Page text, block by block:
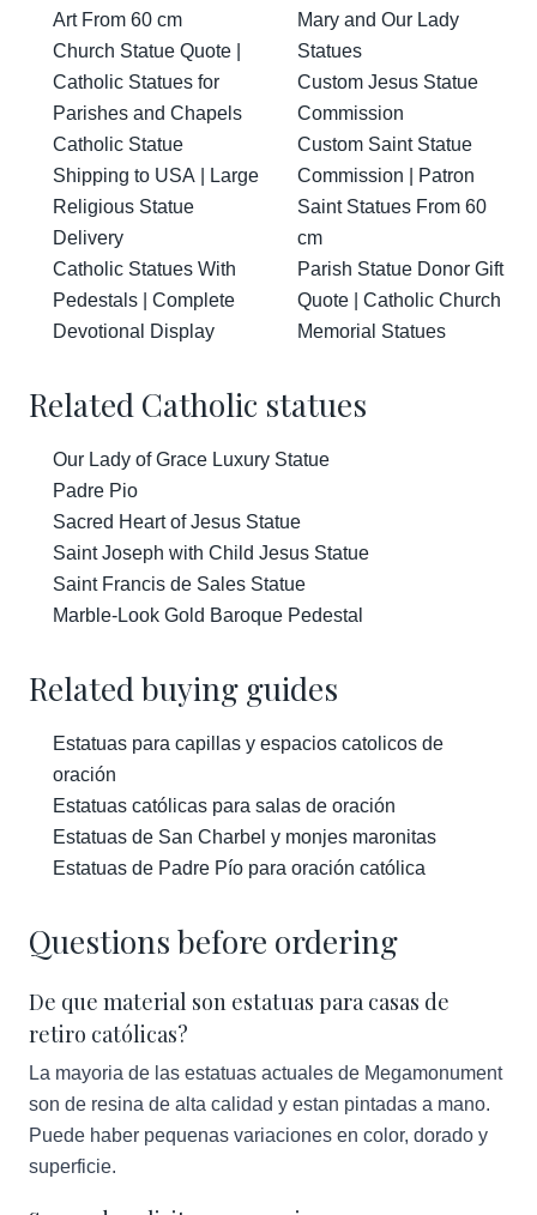
Art From 60 cm
Church Statue Quote |
Catholic Statues for
Parishes and Chapels
Catholic Statue
Shipping to USA | Large
Religious Statue
Delivery
Catholic Statues With
Pedestals | Complete
Devotional Display
Mary and Our Lady
Statues
Custom Jesus Statue
Commission
Custom Saint Statue
Commission | Patron
Saint Statues From 60
cm
Parish Statue Donor Gift
Quote | Catholic Church
Memorial Statues
Related Catholic statues
Our Lady of Grace Luxury Statue
Padre Pio
Sacred Heart of Jesus Statue
Saint Joseph with Child Jesus Statue
Saint Francis de Sales Statue
Marble-Look Gold Baroque Pedestal
Related buying guides
Estatuas para capillas y espacios catolicos de
oración
Estatuas católicas para salas de oración
Estatuas de San Charbel y monjes maronitas
Estatuas de Padre Pío para oración católica
Questions before ordering
De que material son estatuas para casas de
retiro católicas?
La mayoria de las estatuas actuales de Megamonument
son de resina de alta calidad y estan pintadas a mano.
Puede haber pequenas variaciones en color, dorado y
superficie.